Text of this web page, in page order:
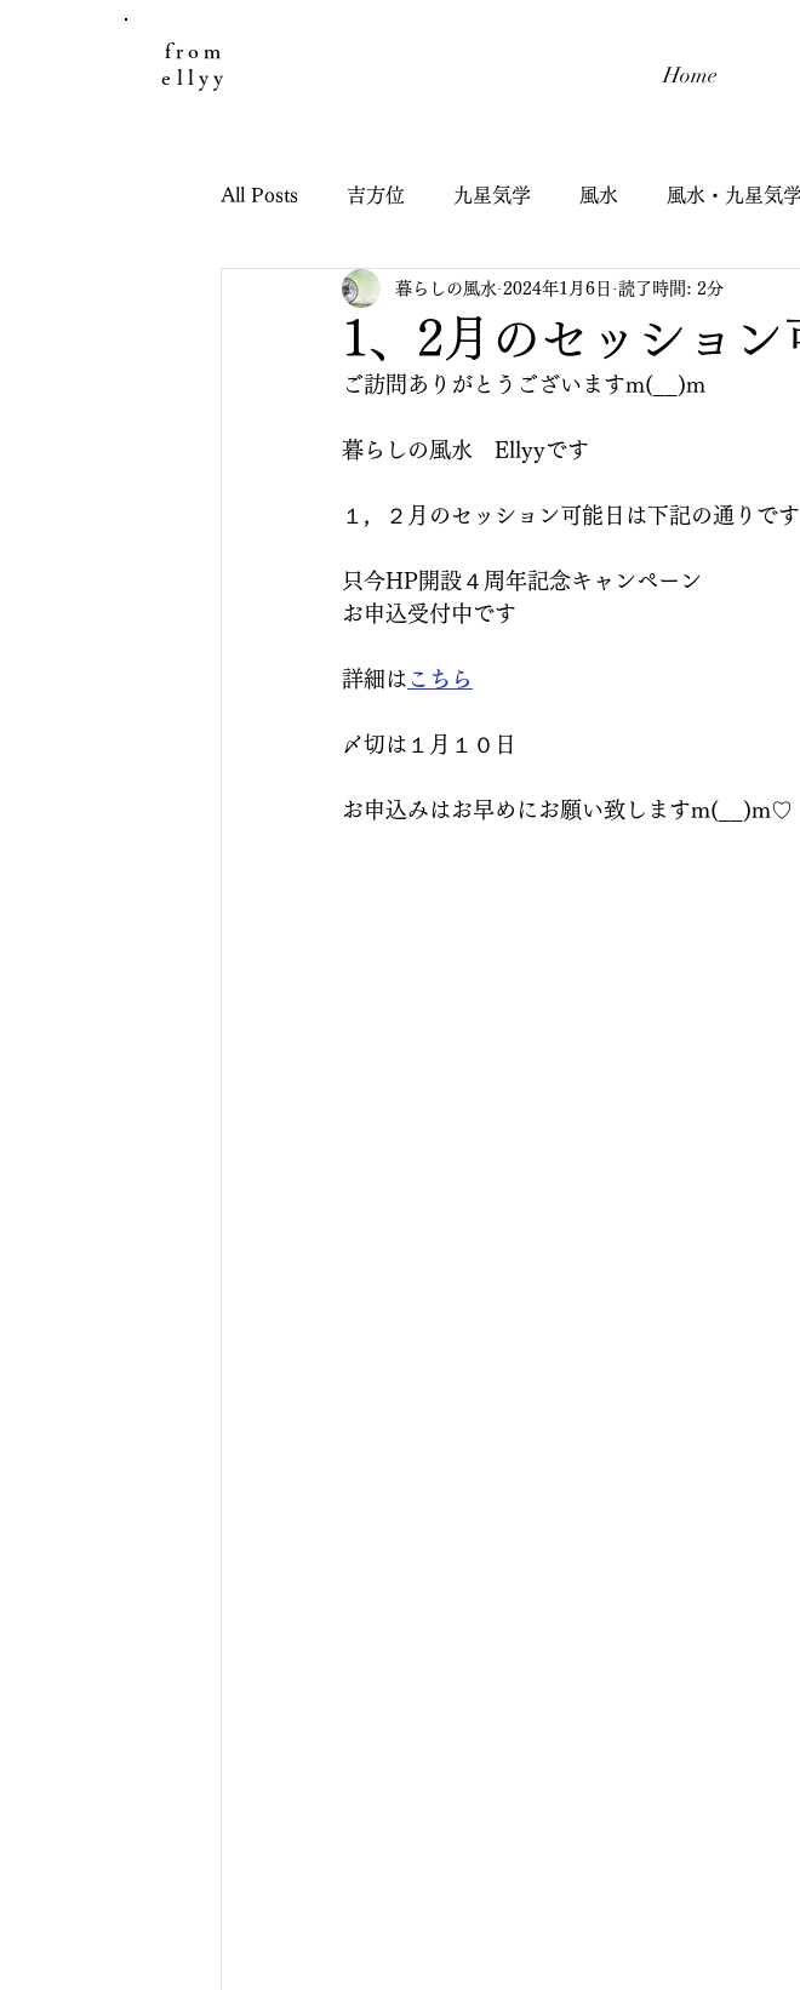
from
ellyy
Home
All Posts 吉方位 九星気学 風水 風水・九星気
日々のこと お客様の声 開催報告 禅タロット
引っ越し鑑定 子どもと九星氣学 子どもと風水
1、2月のセッション
暮らしの風水 2024年1月6日 読了時間: 2分
ご訪問ありがとうございますm(__)m
暮らしの風水　Ellyyです
１，２月のセッション可能日は下記の通りです
只今HP開設４周年記念キャンペーン
お申込受付中です
詳細は こちら
〆切は１月１０日
お申込みはお早めにお願い致しますm(__)m♡